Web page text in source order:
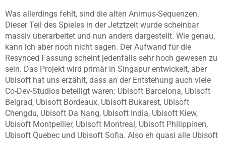
Was allerdings fehlt, sind die alten Animus-Sequenzen.
Dieser Teil des Spieles in der Jetztzeit wurde scheinbar
massiv überarbeitet und nun anders dargestellt. Wie genau,
kann ich aber noch nicht sagen. Der Aufwand für die
Resynced Fassung scheint jedenfalls sehr hoch gewesen zu
sein. Das Projekt wird primär in Singapur entwickelt, aber
Ubisoft hat uns erzählt, dass an der Entstehung auch viele
Co-Dev-Studios beteiligt waren: Ubisoft Barcelona, Ubisoft
Belgrad, Ubisoft Bordeaux, Ubisoft Bukarest, Ubisoft
Chengdu, Ubisoft Da Nang, Ubisoft India, Ubisoft Kiew,
Ubisoft Montpellier, Ubisoft Montreal, Ubisoft Philippinen,
Ubisoft Quebec und Ubisoft Sofia. Also eh quasi alle Ubisoft